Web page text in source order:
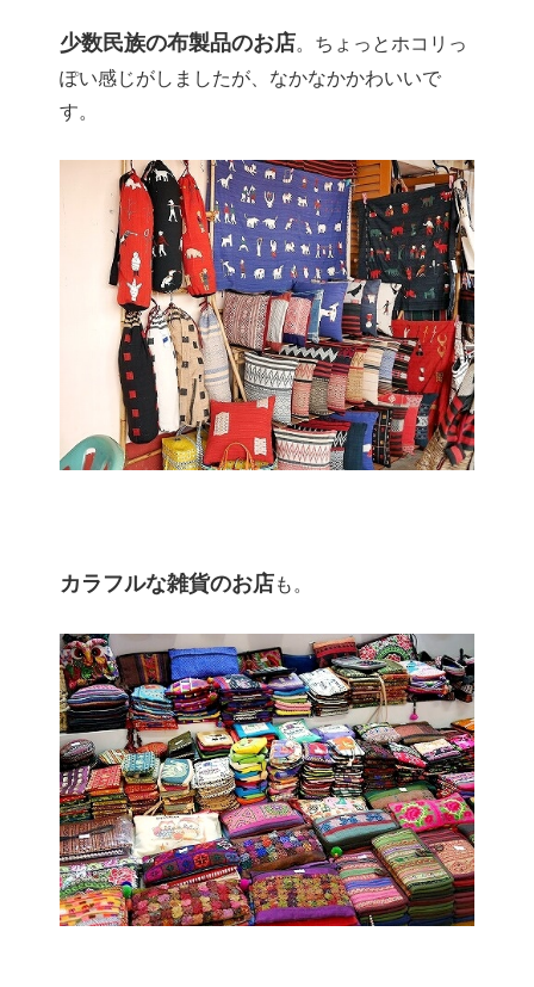
少数民族の布製品のお店。ちょっとホコリっ
ぽい感じがしましたが、なかなかかわいいで
す。
カラフルな雑貨のお店も。